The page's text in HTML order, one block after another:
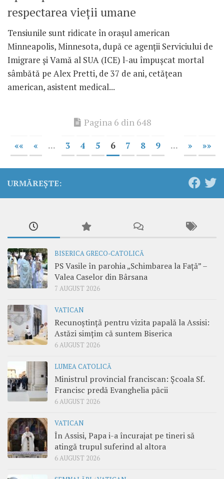
respectarea vieții umane
Tensiunile sunt ridicate în orașul american
Minneapolis, Minnesota, după ce agenții Serviciului de
Imigrare și Vamă al SUA (ICE) l-au împușcat mortal
sâmbătă pe Alex Pretti, de 37 de ani, cetățean
american, asistent medical...
Pagina 6 din 648
«« « ... 3 4 5 6 7 8 9 ... » »»
URMĂREȘTE:
BISERICA GRECO-CATOLICĂ
PS Vasile în parohia „Schimbarea la Față” –
Valea Caselor din Bârsana
7 AUGUST 2026
VATICAN
Recunoștință pentru vizita papală la Assisi:
Astăzi simțim că suntem Biserica
6 AUGUST 2026
LUMEA CATOLICĂ
Ministrul provincial franciscan: Școala Sf.
Francisc predă Evanghelia păcii
6 AUGUST 2026
VATICAN
În Assisi, Papa i-a încurajat pe tineri să
atingă trupul suferind al altora
6 AUGUST 2026